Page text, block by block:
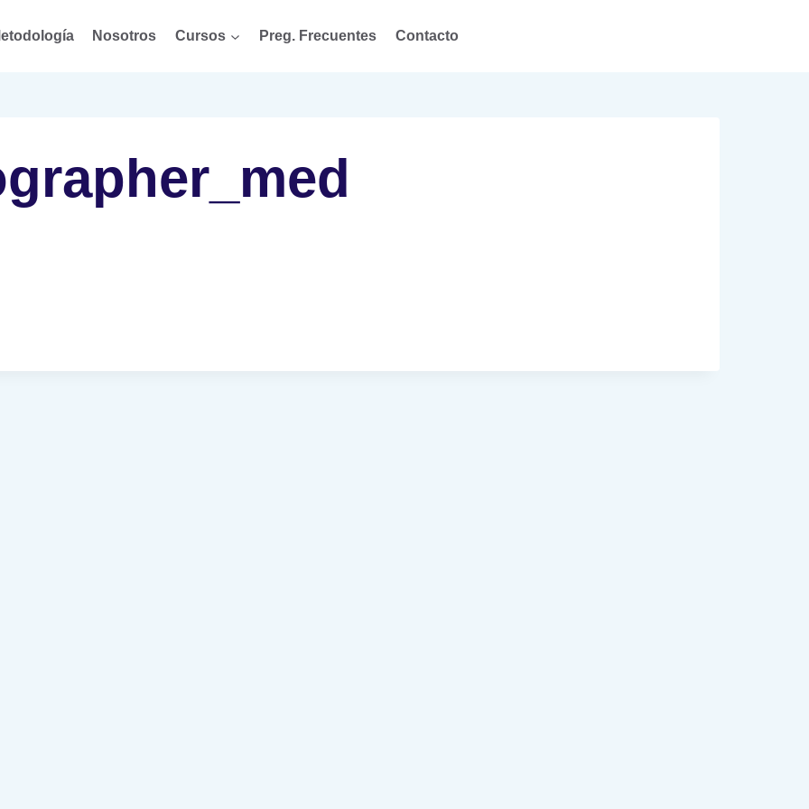
Nosotros Cursos Preg. Frecuentes Contacto